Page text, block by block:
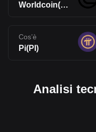
Worldcoin(WLD)
Cos’è
Pi(PI)
Analisi